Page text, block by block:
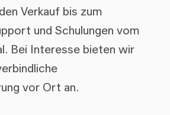
Verkauf bis zum
und Schulungen vom
Bei Interesse bieten wir
vor Ort an.